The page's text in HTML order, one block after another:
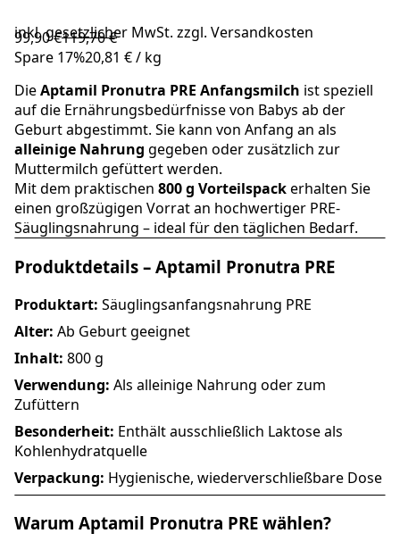
inkl. gesetzlicher MwSt. zzgl. Versandkosten
99,90 €119,70 €
Spare 17%20,81 €/ kg
DieAptamil Pronutra PRE Anfangsmilch ist speziell
auf die Ernährungsbedürfnisse von Babys ab der
Geburt abgestimmt. Sie kann von Anfang an als
alleinige Nahrung gegeben oder zusätzlich zur
Muttermilch gefüttert werden.
Mit dem praktischen 800 g Vorteilspackerhalten Sie
einen großzügigen Vorrat an hochwertiger PRE-
Säuglingsnahrung – ideal für den täglichen Bedarf.
Produktdetails – Aptamil Pronutra PRE
Produktart: Säuglingsanfangsnahrung PRE
Alter: Ab Geburt geeignet
Inhalt: 800 g
Verwendung: Als alleinige Nahrung oder zum
Zufüttern
Besonderheit: Enthält ausschließlich Laktose als
Kohlenhydratquelle
Verpackung: Hygienische, wiederverschließbare Dose
Warum Aptamil Pronutra PRE wählen?